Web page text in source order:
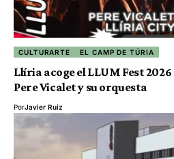
CULTURARTE EL CAMP DE TÚRIA
Llíria acoge el LLUM Fest
Pere Vicalet y su orquesta
PorJavier Ruiz